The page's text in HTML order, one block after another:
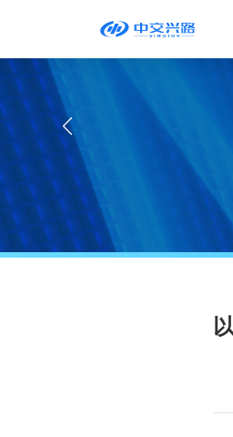
乐投在线客服